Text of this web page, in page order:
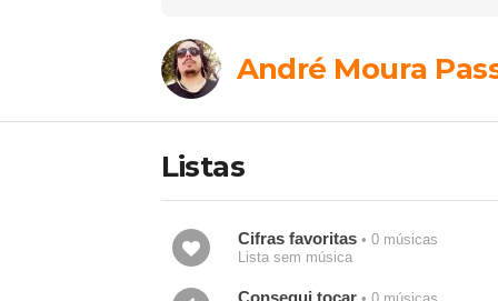
o
r
e
André Moura
Listas
Cifras favoritas• 0 músicas
Lista sem música
Consegui tocar